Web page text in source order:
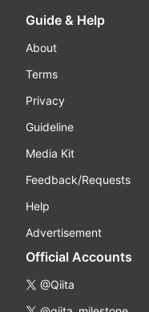
Guide & Help
About
Terms
Privacy
Guideline
Media Kit
Feedback/Requests
Help
Advertisement
Official Accounts
@Qiita